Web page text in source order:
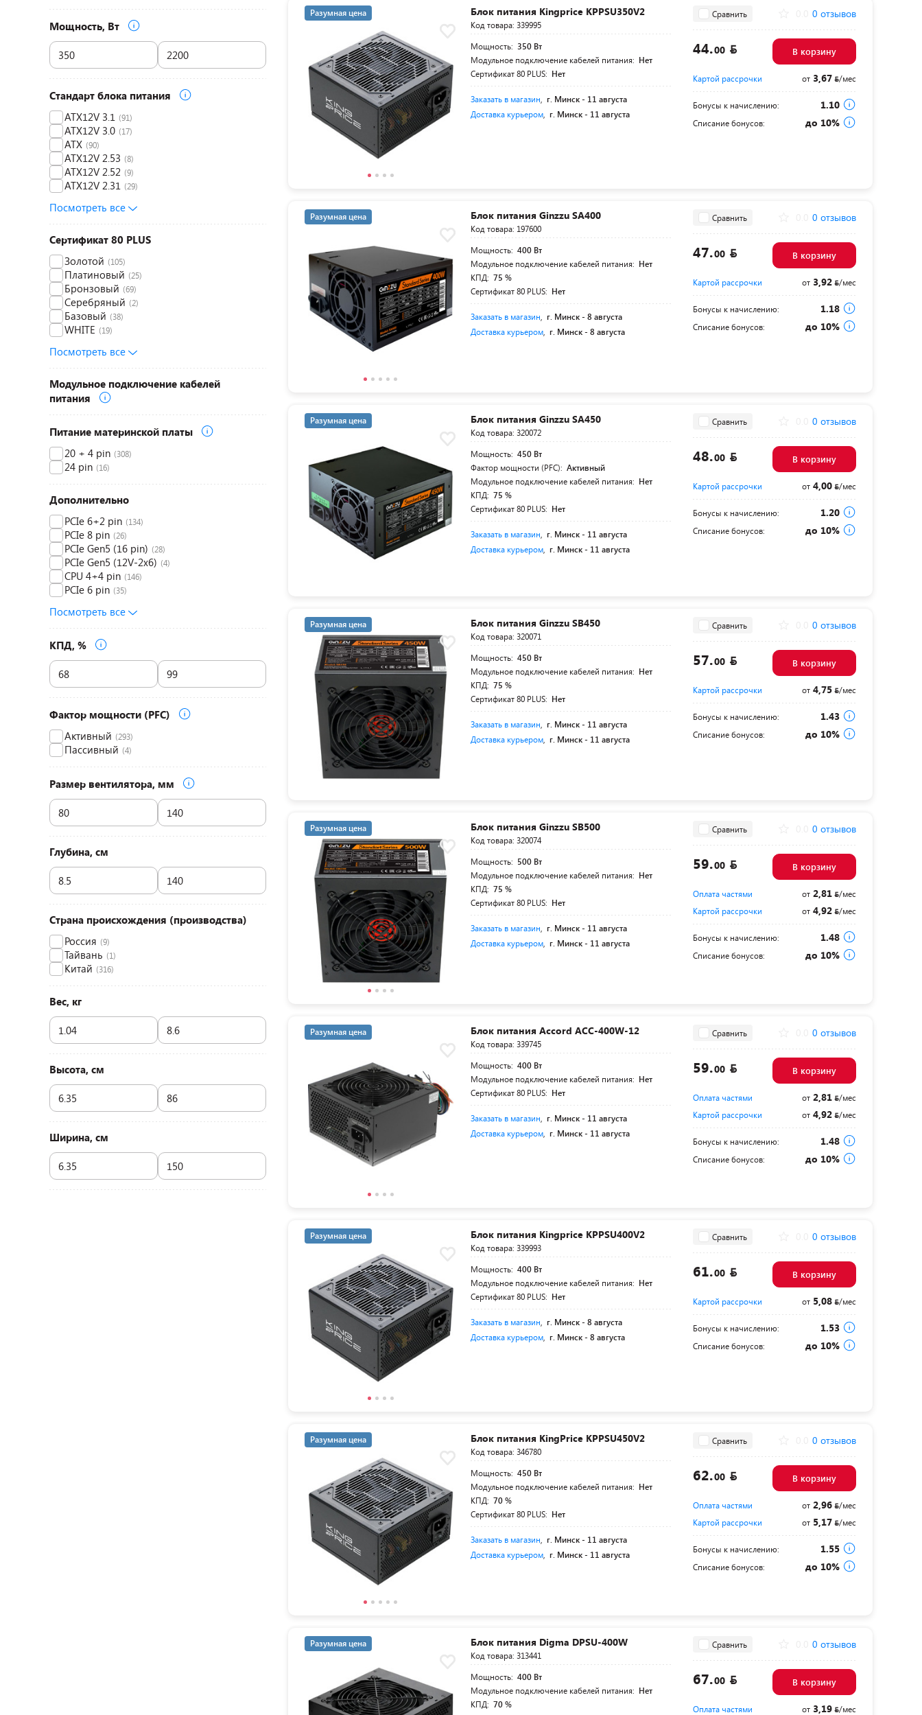
Мощность, Вт
Стандарт блока питания
ATX12V 3.1 (91)
ATX12V 3.0 (17)
ATX (90)
ATX12V 2.53 (8)
ATX12V 2.52 (9)
ATX12V 2.31 (29)
Посмотреть все
Сертификат 80 PLUS
Золотой (105)
Платиновый (25)
Бронзовый (69)
Серебряный (2)
Базовый (38)
WHITE (19)
Посмотреть все
Модульное подключение кабелей
питания
Питание материнской платы
20 + 4 pin (308)
24 pin (16)
Дополнительно
PCIe 6+2 pin (134)
PCIe 8 pin (26)
PCIe Gen5 (16 pin) (28)
PCIe Gen5 (12V-2x6) (4)
CPU 4+4 pin (146)
PCIe 6 pin (35)
Посмотреть все
КПД, %
Фактор мощности (PFC)
Активный (293)
Пассивный (4)
Размер вентилятора, мм
Глубина, см
Страна происхождения (производства)
Россия (9)
Тайвань (1)
Китай (316)
Вес, кг
Высота, см
Ширина, см
Разумная цена Блок питания Kingprice KPPSU350V2
Код товара: 339995
Мощность: 350 Вт
Модульное подключение кабелей питания: Нет
Сертификат 80 PLUS: Нет
Заказать в магазин г. Минск - 11 августа
Доставка курьером г. Минск - 11 августа
Сравнить 0 отзывов
44.00 В корзину
Картой рассрочки от3,67 /мес
Бонусы к начислению: 1.10
Списание бонусов: до 10%
Разумная цена Блок питания Ginzzu SA400
Код товара: 197600
Мощность: 400 Вт
Модульное подключение кабелей питания: Нет
КПД: 75 %
Сертификат 80 PLUS: Нет
Заказать в магазин г. Минск -8 августа
Доставка курьером г. Минск -8 августа
Сравнить 0 отзывов
47.00 В корзину
Картой рассрочки от3,92 /мес
Бонусы к начислению: 1.18
Списание бонусов: до 10%
Разумная цена Блок питания Ginzzu SA450
Код товара: 320072
Мощность: 450 Вт
Фактор мощности (PFC): Активный
Модульное подключение кабелей питания: Нет
КПД: 75 %
Сертификат 80 PLUS: Нет
Заказать в магазин г. Минск - 11 августа
Доставка курьером г. Минск - 11 августа
Сравнить 0 отзывов
48.00 В корзину
Картой рассрочки от4,00 /мес
Бонусы к начислению: 1.20
Списание бонусов: до 10%
Разумная цена Блок питания Ginzzu SB450
Код товара: 320071
Мощность: 450 Вт
Модульное подключение кабелей питания: Нет
КПД: 75 %
Сертификат 80 PLUS: Нет
Заказать в магазин г. Минск - 11 августа
Доставка курьером г. Минск - 11 августа
Сравнить 0 отзывов
57.00 В корзину
Картой рассрочки от4,75 /мес
Бонусы к начислению: 1.43
Списание бонусов: до 10%
Разумная цена Блок питания Ginzzu SB500
Код товара: 320074
Мощность: 500 Вт
Модульное подключение кабелей питания: Нет
КПД: 75 %
Сертификат 80 PLUS: Нет
Заказать в магазин г. Минск - 11 августа
Доставка курьером г. Минск - 11 августа
Сравнить 0 отзывов
59.00 В корзину
Оплата частями от2,81
/мес
Картой рассрочки
от4,92 /мес
Бонусы к начислению: 1.48
Списание бонусов: до 10%
Разумная цена Блок питания Accord ACC-400W-12
Код товара: 339745
Мощность: 400 Вт
Модульное подключение кабелей питания: Нет
Сертификат 80 PLUS: Нет
Заказать в магазин г. Минск - 11 августа
Доставка курьером г. Минск - 11 августа
Сравнить 0 отзывов
59.00 В корзину
Оплата частями от2,81
/мес
Картой рассрочки
от4,92 /мес
Бонусы к начислению: 1.48
Списание бонусов: до 10%
Разумная цена Блок питания Kingprice KPPSU400V2
Код товара: 339993
Мощность: 400 Вт
Модульное подключение кабелей питания: Нет
Сертификат 80 PLUS: Нет
Заказать в магазин г. Минск -8 августа
Доставка курьером г. Минск -8 августа
Сравнить 0 отзывов
61.00 В корзину
Картой рассрочки от5,08 /мес
Бонусы к начислению: 1.53
Списание бонусов: до 10%
Разумная цена Блок питания KingPrice KPPSU450V2
Код товара: 346780
Мощность: 450 Вт
Модульное подключение кабелей питания: Нет
КПД: 70 %
Сертификат 80 PLUS: Нет
Заказать в магазин г. Минск - 11 августа
Доставка курьером г. Минск - 11 августа
Сравнить 0 отзывов
62.00 В корзину
Оплата частями от2,96
/мес
Картой рассрочки
от5,17 /мес
Бонусы к начислению: 1.55
Списание бонусов: до 10%
Разумная цена Блок питания Digma DPSU-400W
Код товара: 313441
Мощность: 400 Вт
Модульное подключение кабелей питания: Нет
КПД: 70 %
Сравнить 0 отзывов
67.00 В корзину
Оплата частями от3,19 /мес